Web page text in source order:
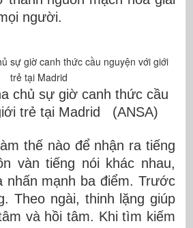
người.
chủ sự giờ canh thức cầu
trẻ tại Madrid (ANSA)
thế nào để nhận ra tiếng
vàn tiếng nói khác nhau,
nhấn mạnh ba điểm. Trước
Theo ngài, thinh lặng giúp
và hồi tâm. Khi tìm kiếm